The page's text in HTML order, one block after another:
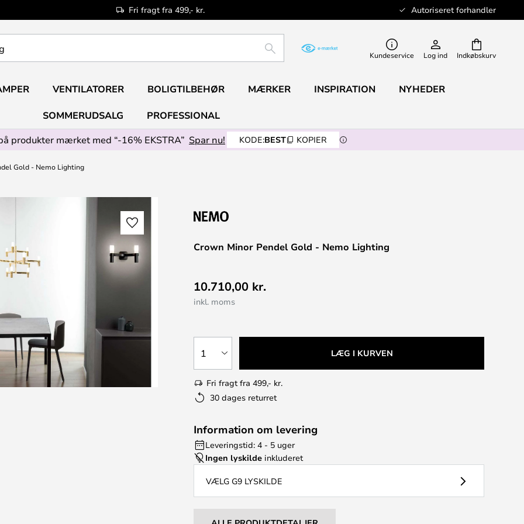
Fri fragt fra 499,- kr. Autoriseret forhandler
Indkøbskurv
SØG Kundeservice Log ind
VENTILATORER BOLIGTILBEHØR MÆRKER INSPIRATION NYHEDER
SOMMERUDSALG
PROFESSIONAL
produkter mærket med “-16% EKSTRA” Spar nu! KODE:BEST KOPIER
Gold - Nemo Lighting
Crown Minor Pendel Gold - Nemo Lighting
10.710,00 kr.
inkl. moms
1 LÆG I KURVEN
Fri fragt fra 499,- kr.
30 dages returret
Information om levering
Leveringstid: 4 - 5 uger
Ingen lyskilde inkluderet
VÆLG G9 LYSKILDE